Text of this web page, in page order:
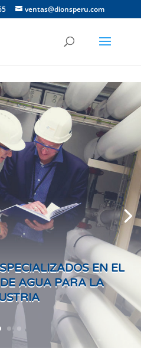
ventas@dionsperu.com
EN EL
AGUA PARA LA